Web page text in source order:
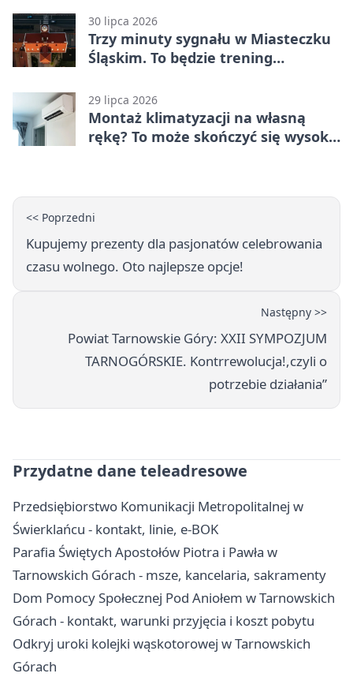
30 lipca 2026
Trzy minuty sygnału w Miasteczku
Śląskim. To będzie trening
29 lipca 2026
Montaż klimatyzacji na własną
rękę? To może skończyć się wysoką
<< Poprzedni
Kupujemy prezenty dla pasjonatów celebrowania
czasu wolnego. Oto najlepsze opcje!
Następny >>
Powiat Tarnowskie Góry: XXII SYMPOZJUM
TARNOGÓRSKIE. Kontrrewolucja!,czyli o
potrzebie działania”
Przydatne dane teleadresowe
Przedsiębiorstwo Komunikacji Metropolitalnej w
Świerklańcu - kontakt, linie, e-BOK
Parafia Świętych Apostołów Piotra i Pawła w
Tarnowskich Górach - msze, kancelaria, sakramenty
Dom Pomocy Społecznej Pod Aniołem w Tarnowskich
Górach - kontakt, warunki przyjęcia i koszt pobytu
Odkryj uroki kolejki wąskotorowej w Tarnowskich
Górach